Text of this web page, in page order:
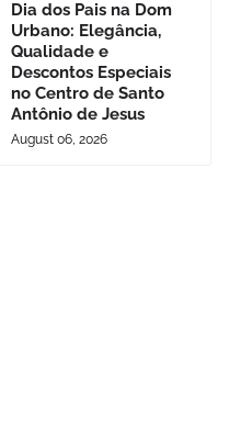
Dia dos Pais na Dom
Urbano: Elegância,
Qualidade e
Descontos Especiais
no Centro de Santo
Antônio de Jesus
August 06, 2026